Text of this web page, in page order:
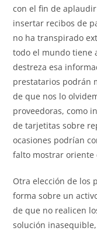
con el fin de
insertar recibos de
no ha transpirado
todo el mundo tiene
destreza esa
prestatarios podrán
de que nos lo
proveedoras, como
de tarjetitas sobre
ocasiones podrían
falto mostrar oriente
Otra elección de los
forma sobre un
de que no realicen
solución